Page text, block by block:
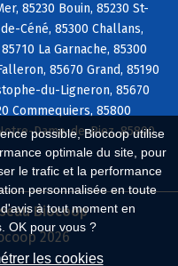
possible, Biocoop utilise
optimale du site, pour
le trafic et la performance
personnalisée en toute
à tout moment en
OK pour vous ?
les cookies
85230 Bouin, 85230 St-
Céné, 85300 Challans,
La Garnache, 85300
85670 Grand, 85190
du-Ligneron, 85670
Commequiers, 85800
Dame-de-Riez, 85800
Biocoop
2026